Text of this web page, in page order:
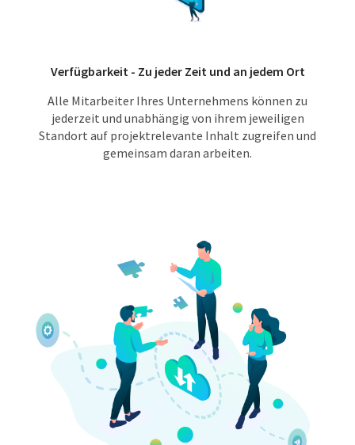
Verfügbarkeit - Zu jeder Zeit und an jedem Ort
Alle Mitarbeiter Ihres Unternehmens können zu
jederzeit und unabhängig von ihrem jeweiligen
Standort auf projektrelevante Inhalt zugreifen und
gemeinsam daran arbeiten.